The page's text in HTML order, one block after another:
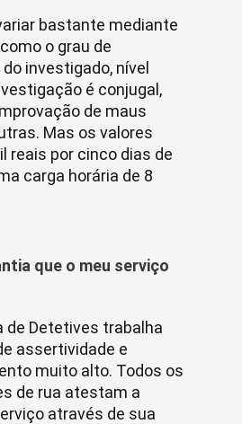
bastante mediante
o grau de
investigado, nível
é conjugal,
de maus
Mas os valores
reais por cinco dias de
carga horária de 8
que o meu serviço
de Detetives trabalha
assertividade e
muito alto. Todos os
de rua atestam a
através de sua